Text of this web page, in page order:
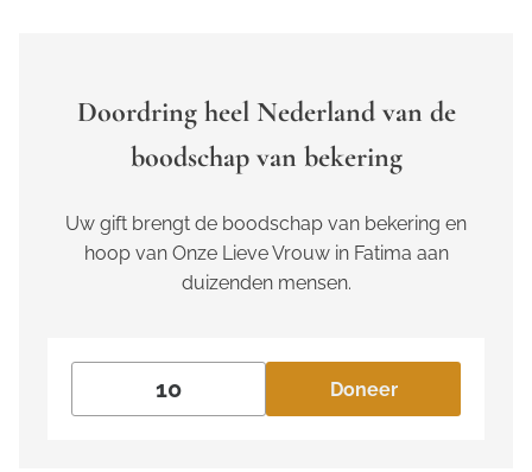
Doordring heel Nederland van de
boodschap van bekering
Uw gift brengt de boodschap van bekering en
hoop van Onze Lieve Vrouw in Fatima aan
duizenden mensen.
Doneer